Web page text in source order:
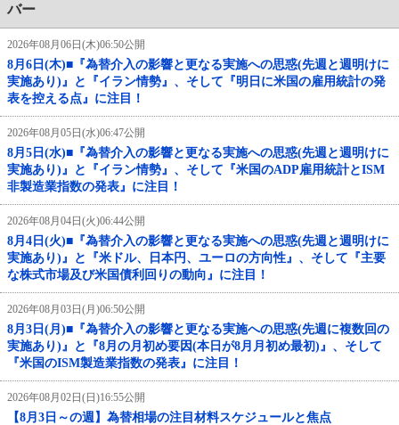
バー
2026年08月06日(木)06:50公開
8月6日(木)■『為替介入の影響と更なる実施への思惑(先週と週明けに
実施あり)』と『イラン情勢』、そして『明日に米国の雇用統計の発
表を控える点』に注目！
2026年08月05日(水)06:47公開
8月5日(水)■『為替介入の影響と更なる実施への思惑(先週と週明けに
実施あり)』と『イラン情勢』、そして『米国のADP雇用統計とISM
非製造業指数の発表』に注目！
2026年08月04日(火)06:44公開
8月4日(火)■『為替介入の影響と更なる実施への思惑(先週と週明けに
実施あり)』と『米ドル、日本円、ユーロの方向性』、そして『主要
な株式市場及び米国債利回りの動向』に注目！
2026年08月03日(月)06:50公開
8月3日(月)■『為替介入の影響と更なる実施への思惑(先週に複数回の
実施あり)』と『8月の月初め要因(本日が8月月初め最初)』、そして
『米国のISM製造業指数の発表』に注目！
2026年08月02日(日)16:55公開
【8月3日～の週】為替相場の注目材料スケジュールと焦点